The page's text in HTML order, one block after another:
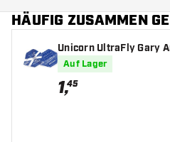
HÄUFIG ZUSAMMEN
Unicorn UltraFly Gary
t Flights
Auf Lager
1,45